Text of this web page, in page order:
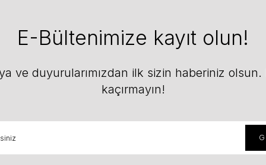
E-Bültenimize kayıt olun!
ve duyurularımızdan ilk sizin haberiniz olsun.
kaçırmayın!